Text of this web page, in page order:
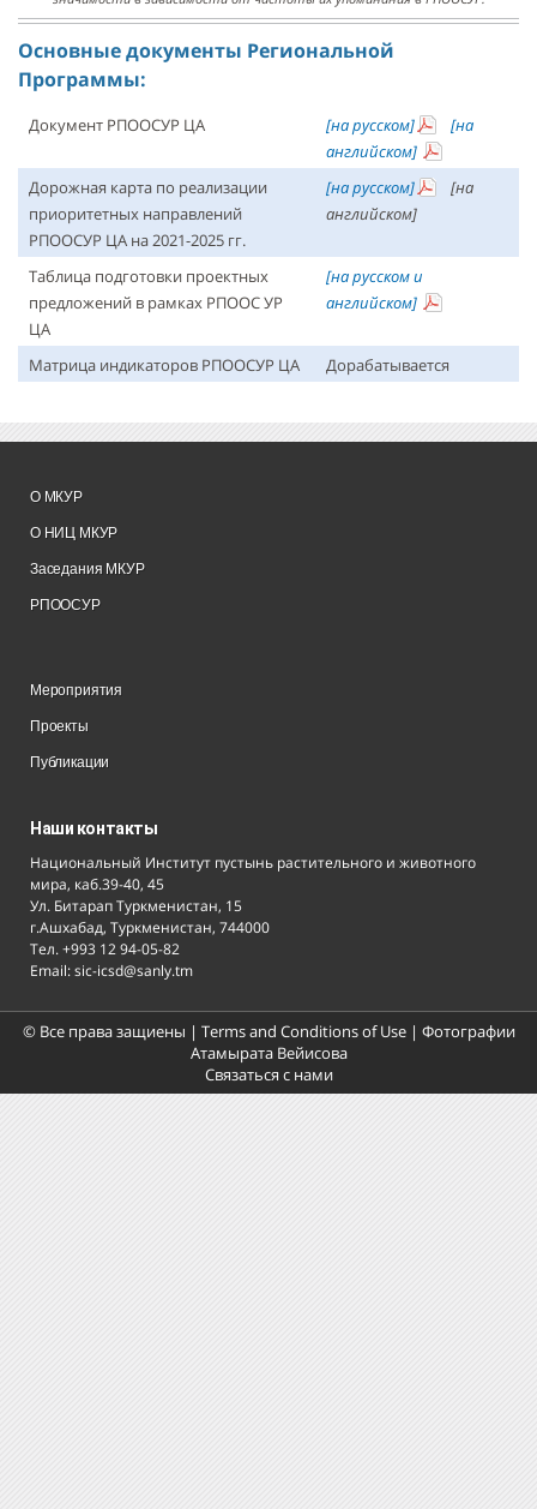
Основные документы Региональной
Программы:
Документ РПООСУР ЦА [на русском]
[на
английском]
Дорожная карта по реализации
приоритетных направлений
РПООСУР ЦА на 2021-2025 гг.
[на русском]
[на
английском]
Таблица подготовки проектных
предложений в рамках РПООС УР
ЦА
[на русском и
английском]
Матрица индикаторов РПООСУР ЦА Дорабатывается
О МКУР
О НИЦ МКУР
Заседания МКУР
РПООСУР
Мероприятия
Проекты
Публикации
Наши контакты
Национальный Институт пустынь растительного и животного
мира, каб.39-40, 45
Ул. Битарап Туркменистан, 15
г.Ашхабад, Туркменистан, 744000
Тел. +993 12 94-05-82
Email: sic-icsd@sanly.tm
© Все права защиены | Terms and Conditions of Use| Фотографии
Атамырата Вейисова
Связаться с нами